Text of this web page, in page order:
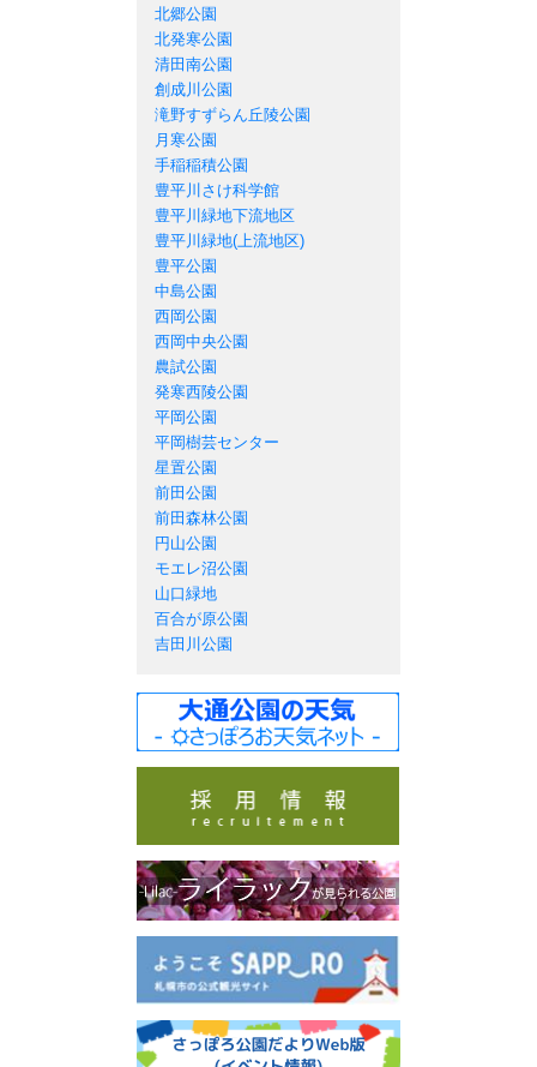
北郷公園
北発寒公園
清田南公園
創成川公園
滝野すずらん丘陵公園
月寒公園
手稲稲積公園
豊平川さけ科学館
豊平川緑地下流地区
豊平川緑地(上流地区)
豊平公園
中島公園
西岡公園
西岡中央公園
農試公園
発寒西陵公園
平岡公園
平岡樹芸センター
星置公園
前田公園
前田森林公園
円山公園
モエレ沼公園
山口緑地
百合が原公園
吉田川公園